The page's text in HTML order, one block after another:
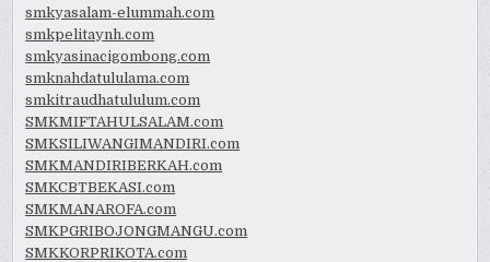
smkyasalam-elummah.com
smkpelitaynh.com
smkyasinacigombong.com
smknahdatululama.com
smkitraudhatululum.com
SMKMIFTAHULSALAM.com
SMKSILIWANGIMANDIRI.com
SMKMANDIRIBERKAH.com
SMKCBTBEKASI.com
SMKMANAROFA.com
SMKPGRIBOJONGMANGU.com
SMKKORPRIKOTA.com